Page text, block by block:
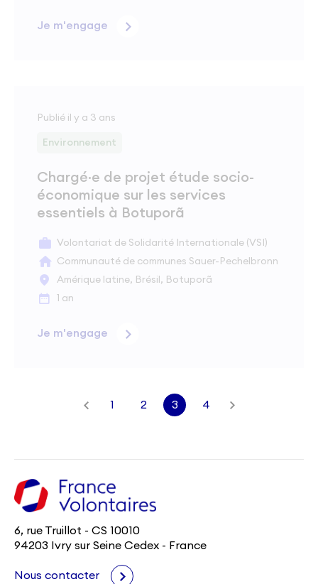
Je m'engage
Environnement
Chargé·e de projet étude socio-
économique sur les services
essentiels à Botuporã
Volontariat de Solidarité Internationale (VSI)
Communauté de communes Sauer-Pechelbronn
Amérique latine, Brésil, Botuporã
Publié il y a 3 ans
1 an
Je m'engage
1 2 3 4
6, rue Truillot - CS 10010
94203 Ivry sur Seine Cedex - France
Nous contacter